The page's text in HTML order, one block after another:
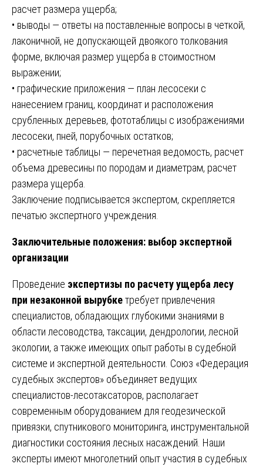
расчет размера ущерба;
• выводы — ответы на поставленные вопросы в четкой,
лаконичной, не допускающей двоякого толкования
форме, включая размер ущерба в стоимостном
выражении;
• графические приложения — план лесосеки с
нанесением границ, координат и расположения
срубленных деревьев, фототаблицы с изображениями
лесосеки, пней, порубочных остатков;
• расчетные таблицы — перечетная ведомость, расчет
объема древесины по породам и диаметрам, расчет
размера ущерба.
Заключение подписывается экспертом, скрепляется
печатью экспертного учреждения.
Заключительные положения: выбор экспертной
организации
Проведение экспертизы по расчету ущерба лесу
при незаконной вырубкетребует привлечения
специалистов, обладающих глубокими знаниями в
области лесоводства, таксации, дендрологии, лесной
экологии, а также имеющих опыт работы в судебной
системе и экспертной деятельности. Союз «Федерация
судебных экспертов» объединяет ведущих
специалистов-лесотаксаторов, располагает
современным оборудованием для геодезической
привязки, спутникового мониторинга, инструментальной
диагностики состояния лесных насаждений. Наши
эксперты имеют многолетний опыт участия в судебных